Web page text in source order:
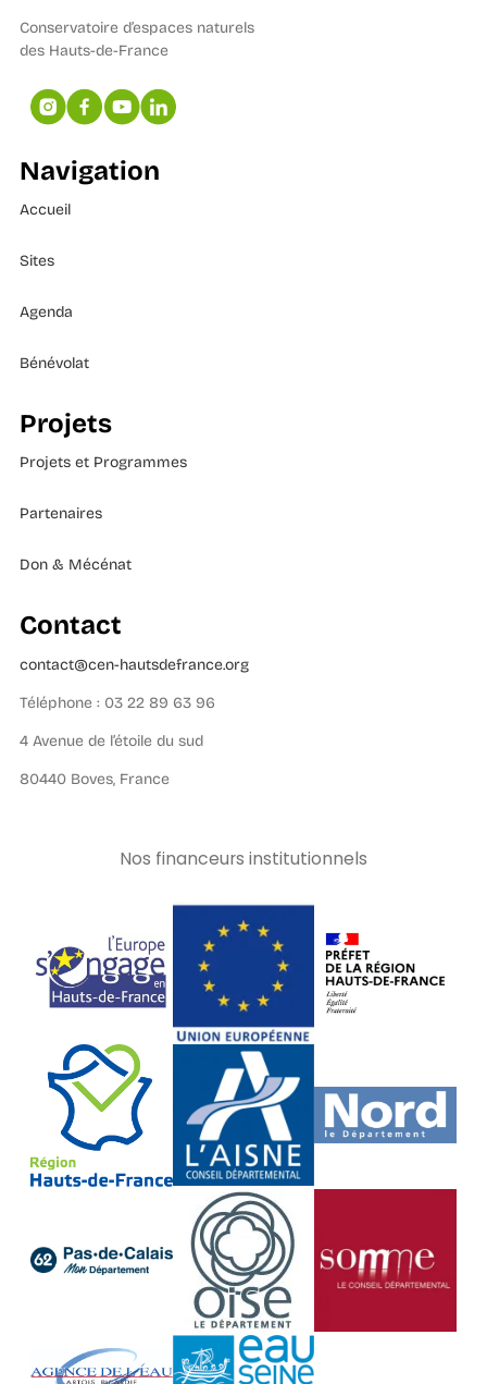
Conservatoire d’espaces naturels
des Hauts-de-France
Navigation
Accueil
Sites
Agenda
Bénévolat
Projets
Projets et Programmes
Partenaires
Don & Mécénat
Contact
contact@cen-hautsdefrance.org
Téléphone : 03 22 89 63 96
4 Avenue de l’étoile du sud
80440 Boves, France
Nos financeurs institutionnels